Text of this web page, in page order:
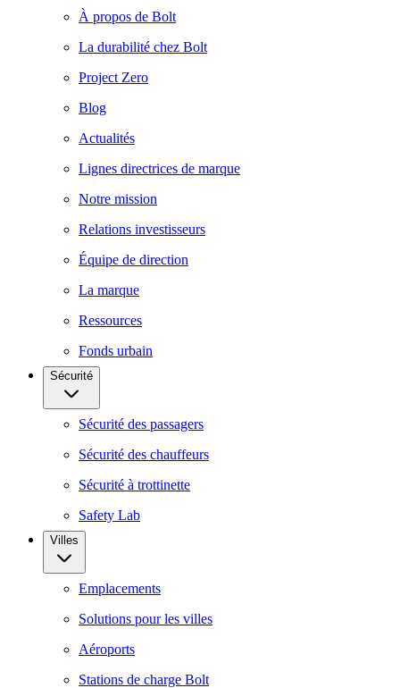
À propos de Bolt
La durabilité chez Bolt
Project Zero
Blog
Actualités
Lignes directrices de marque
Notre mission
Relations investisseurs
Équipe de direction
La marque
Ressources
Fonds urbain
Sécurité
Sécurité des passagers
Sécurité des chauffeurs
Sécurité à trottinette
Safety Lab
Villes
Emplacements
Solutions pour les villes
Aéroports
Stations de charge Bolt